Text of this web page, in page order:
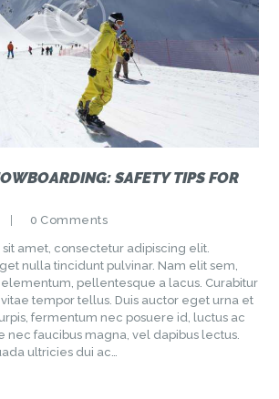
SAFETY TIPS FOR
0 Comments
amet, consectetur adipiscing elit.
nulla tincidunt pulvinar. Nam elit sem,
elementum, pellentesque a lacus. Curabitur
tempor tellus. Duis auctor eget urna et
fermentum nec posuere id, luctus ac
nec faucibus magna, vel dapibus lectus.
ultricies dui ac…